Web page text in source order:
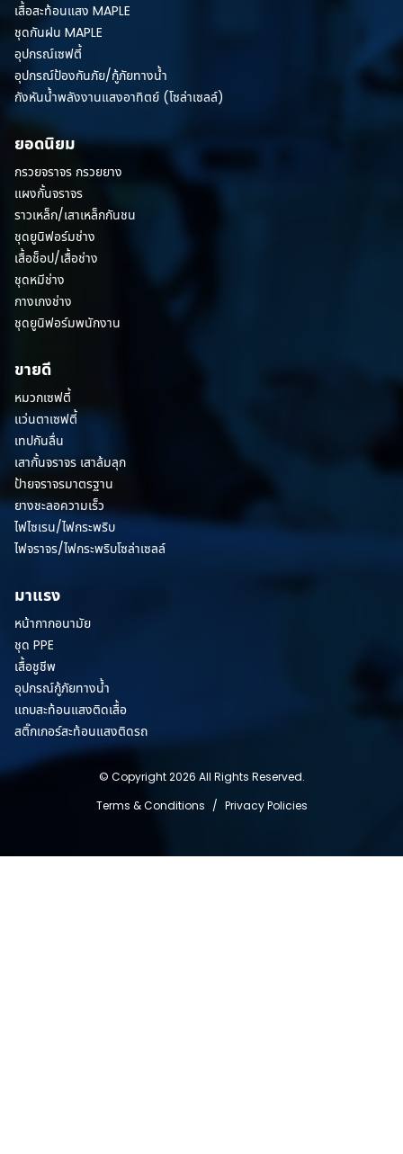
เสื้อสะท้อนแสง MAPLE
ชุดกันฝน MAPLE
อุปกรณ์เซฟตี้
อุปกรณ์ป้องกันภัย/กู้ภัยทางน้ำ
กังหันน้ำพลังงานแสงอาทิตย์ (โซล่าเซลล์)
ยอดนิยม
กรวยจราจร กรวยยาง
แผงกั้นจราจร
ราวเหล็ก/เสาเหล็กกันชน
ชุดยูนิฟอร์มช่าง
เสื้อช็อป/เสื้อช่าง
ชุดหมีช่าง
กางเกงช่าง
ชุดยูนิฟอร์มพนักงาน
ขายดี
หมวกเซฟตี้
แว่นตาเซฟตี้
เทปกันลื่น
เสากั้นจราจร เสาล้มลุก
ป้ายจราจรมาตรฐาน
ยางชะลอความเร็ว
ไฟไซเรน/ไฟกระพริบ
ไฟจราจร/ไฟกระพริบโซล่าเซลล์
มาแรง
หน้ากากอนามัย
ชุด PPE
เสื้อชูชีพ
อุปกรณ์กู้ภัยทางน้ำ
แถบสะท้อนแสงติดเสื้อ
สติ๊กเกอร์สะท้อนแสงติดรถ
© Copyright 2026 All Rights Reserved.
Terms & Conditions / Privacy Policies